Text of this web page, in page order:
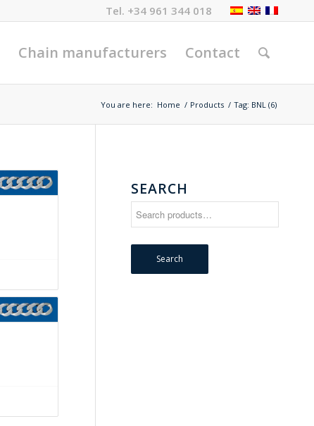
Tel. +34 961 344 018
Chain manufacturers Contact
You are here: Home / Products / Tag: BNL (6)
SEARCH
Search